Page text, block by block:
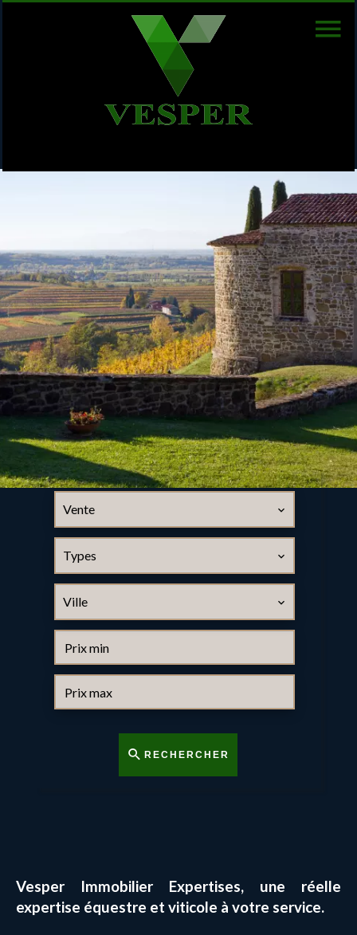
Vente
Types
Ville
RECHERCHER
Vesper Immobilier Expertises, une réelle
expertise équestre et viticole à votre service.